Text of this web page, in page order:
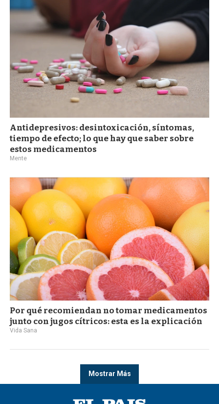
Antidepresivos: desintoxicación, síntomas,
tiempo de efecto; lo que hay que saber sobre
estos medicamentos
Mente
Por qué recomiendan no tomar medicamentos
junto con jugos cítricos: esta es la explicación
Vida Sana
Mostrar Más